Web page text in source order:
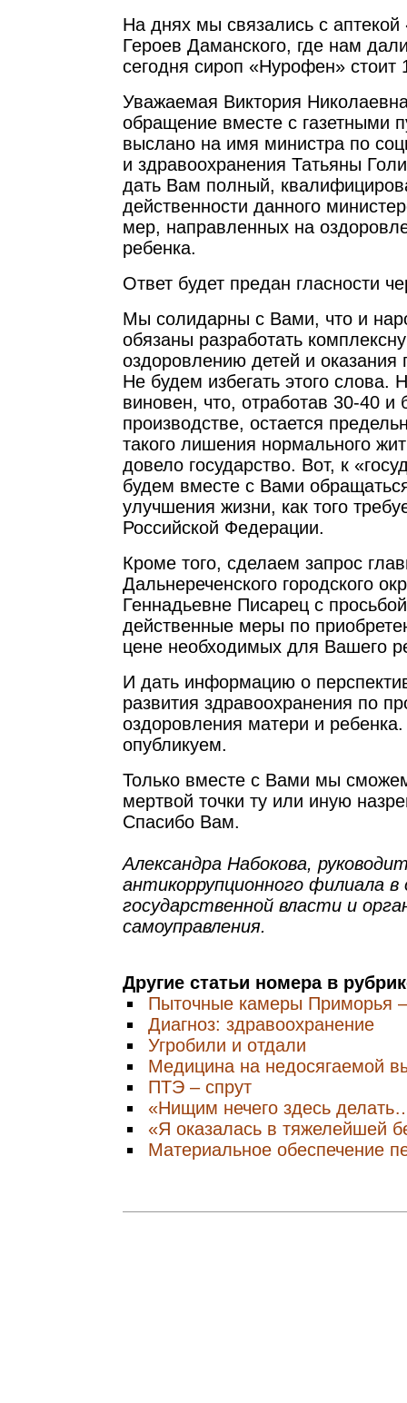
На днях мы связались с
Героев Даманского, где нам
сегодня сироп «Нурофен» стоит
Уважаемая Виктория
обращение вместе с газетными
выслано на имя министра по
и здравоохранения Татьяны
дать Вам полный,
действенности данного
мер, направленных на
ребенка.
Ответ будет предан гласности
Мы солидарны с Вами, что и
обязаны разработать
оздоровлению детей и
Не будем избегать этого слова.
виновен, что, отработав 30-40 и
производстве, остается
такого лишения нормального
довело государство. Вот, к
будем вместе с Вами
улучшения жизни, как того
Российской Федерации.
Кроме того, сделаем запрос
Дальнереченского городского
Геннадьевне Писарец с
действенные меры по
цене необходимых для Вашего
И дать информацию о
развития здравоохранения по
оздоровления матери и
опубликуем.
Только вместе с Вами мы
мертвой точки ту или иную
Спасибо Вам.
Александра Набокова,
антикоррупционного филиала в
государственной власти и
самоуправления.
Другие статьи номера в
Пыточные камеры Приморья
Диагноз: здравоохранение
Угробили и отдали
Медицина на недосягаемой
ПТЭ – спрут
«Нищим нечего здесь
«Я оказалась в тяжелейшей
Материальное обеспечение